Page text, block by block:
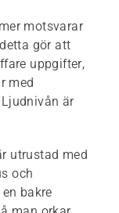
motsvarar
gör att
uppgifter,
med
är
utrustad med
och
bakre